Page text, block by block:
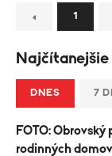
1
Najčítanejšie
DNES 7
FOTO:
rodinných domov